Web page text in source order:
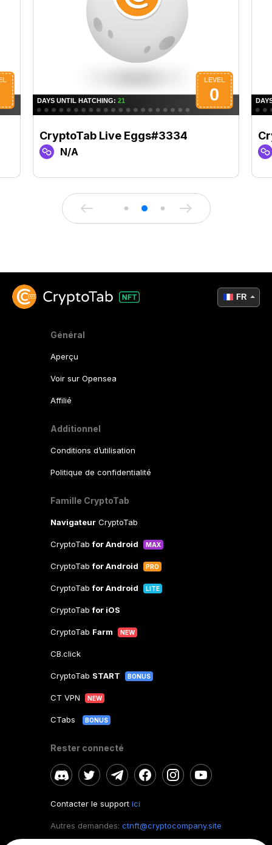
CryptoTab Live Eggs#3334
N/A
Général
Aperçu
Voir sur Opensea
Affilié
Additionnel
Conditions d’utilisation
Politique de confidentialité
Famille CryptoTab
Navigateur CryptoTab
CryptoTabfor Android MAX
CryptoTabfor Android PRO
CryptoTabfor Android LITE
CryptoTabfor iOS
CryptoTab Farm NEW
CB.click
CryptoTab START BONUS
CT VPN NEW
CTabs BONUS
Rester connecté
Contacter le support ici
Autres demandes: ctnft@cryptocompany.site
FR